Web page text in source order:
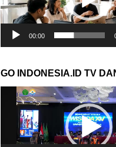
00:00
GO INDONESIA.ID TV
Pemutar
Video